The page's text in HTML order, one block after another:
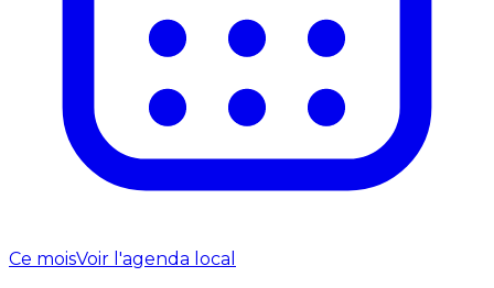
Ce moisVoir l'agenda local